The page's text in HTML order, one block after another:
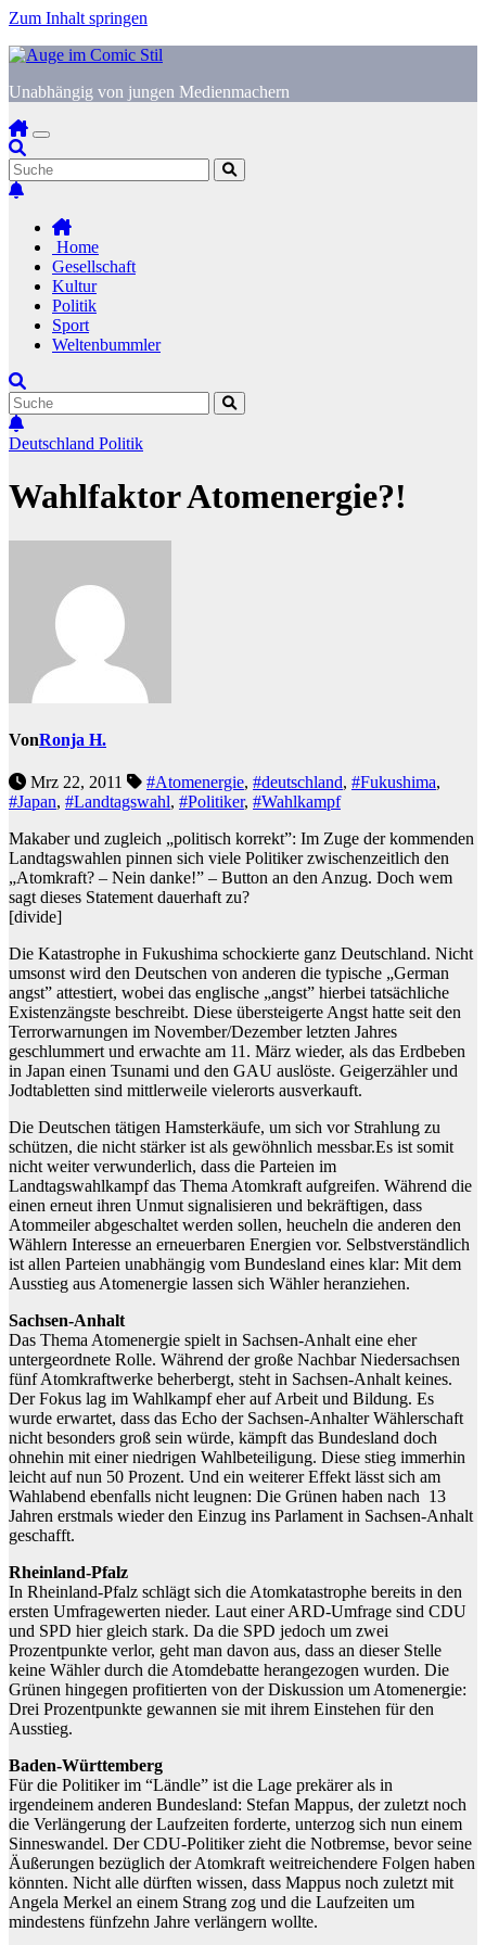
Zum Inhalt springen
Unabhängig von jungen Medienmachern
Home
Gesellschaft
Kultur
Politik
Sport
Weltenbummler
Deutschland Politik
Wahlfaktor Atomenergie?!
VonRonja H.
Mrz 22, 2011 #Atomenergie, #deutschland, #Fukushima,
#Japan, #Landtagswahl, #Politiker, #Wahlkampf
Makaber und zugleich „politisch korrekt”: Im Zuge der kommenden
Landtagswahlen pinnen sich viele Politiker zwischenzeitlich den
„Atomkraft? – Nein danke!” – Button an den Anzug. Doch wem
sagt dieses Statement dauerhaft zu?
[divide]
Die Katastrophe in Fukushima schockierte ganz Deutschland. Nicht
umsonst wird den Deutschen von anderen die typische „German
angst” attestiert, wobei das englische „angst” hierbei tatsächliche
Existenzängste beschreibt. Diese übersteigerte Angst hatte seit den
Terrorwarnungen im November/Dezember letzten Jahres
geschlummert und erwachte am 11. März wieder, als das Erdbeben
in Japan einen Tsunami und den GAU auslöste. Geigerzähler und
Jodtabletten sind mittlerweile vielerorts ausverkauft.
Die Deutschen tätigen Hamsterkäufe, um sich vor Strahlung zu
schützen, die nicht stärker ist als gewöhnlich messbar.Es ist somit
nicht weiter verwunderlich, dass die Parteien im
Landtagswahlkampf das Thema Atomkraft aufgreifen. Während die
einen erneut ihren Unmut signalisieren und bekräftigen, dass
Atommeiler abgeschaltet werden sollen, heucheln die anderen den
Wählern Interesse an erneuerbaren Energien vor. Selbstverständlich
ist allen Parteien unabhängig vom Bundesland eines klar: Mit dem
Ausstieg aus Atomenergie lassen sich Wähler heranziehen.
Sachsen-Anhalt
Das Thema Atomenergie spielt in Sachsen-Anhalt eine eher
untergeordnete Rolle. Während der große Nachbar Niedersachsen
fünf Atomkraftwerke beherbergt, steht in Sachsen-Anhalt keines.
Der Fokus lag im Wahlkampf eher auf Arbeit und Bildung. Es
wurde erwartet, dass das Echo der Sachsen-Anhalter Wählerschaft
nicht besonders groß sein würde, kämpft das Bundesland doch
ohnehin mit einer niedrigen Wahlbeteiligung. Diese stieg immerhin
leicht auf nun 50 Prozent. Und ein weiterer Effekt lässt sich am
Wahlabend ebenfalls nicht leugnen: Die Grünen haben nach 13
Jahren erstmals wieder den Einzug ins Parlament in Sachsen-Anhalt
geschafft.
Rheinland-Pfalz
In Rheinland-Pfalz schlägt sich die Atomkatastrophe bereits in den
ersten Umfragewerten nieder. Laut einer ARD-Umfrage sind CDU
und SPD hier gleich stark. Da die SPD jedoch um zwei
Prozentpunkte verlor, geht man davon aus, dass an dieser Stelle
keine Wähler durch die Atomdebatte herangezogen wurden. Die
Grünen hingegen profitierten von der Diskussion um Atomenergie:
Drei Prozentpunkte gewannen sie mit ihrem Einstehen für den
Ausstieg.
Baden-Württemberg
Für die Politiker im “Ländle” ist die Lage prekärer als in
irgendeinem anderen Bundesland: Stefan Mappus, der zuletzt noch
die Verlängerung der Laufzeiten forderte, unterzog sich nun einem
Sinneswandel. Der CDU-Politiker zieht die Notbremse, bevor seine
Äußerungen bezüglich der Atomkraft weitreichendere Folgen haben
könnten. Nicht alle dürften wissen, dass Mappus noch zuletzt mit
Angela Merkel an einem Strang zog und die Laufzeiten um
mindestens fünfzehn Jahre verlängern wollte.